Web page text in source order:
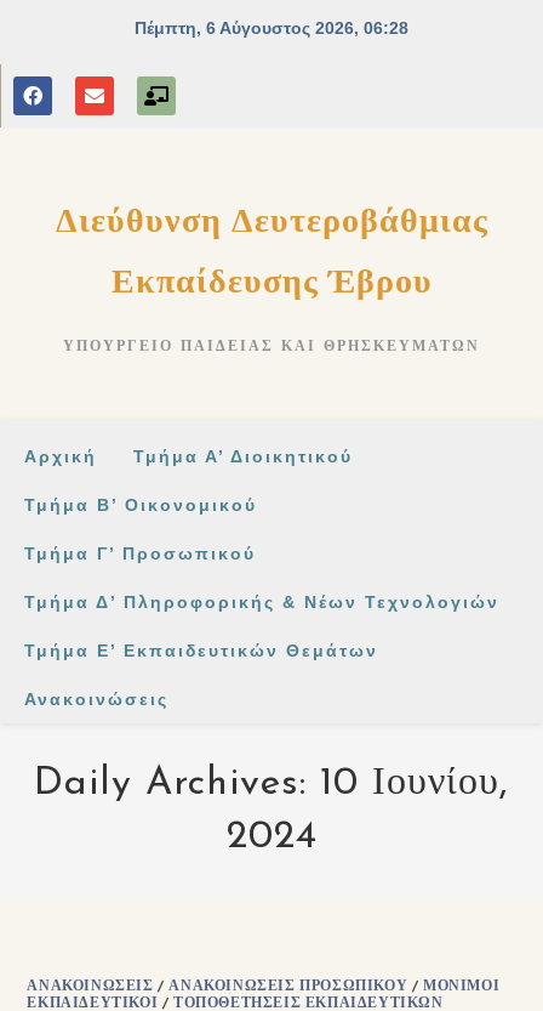
Διεύθυνση Δευτεροβάθμιας
Εκπαίδευσης Έβρου
ΥΠΟΥΡΓΕΊΟ ΠΑΙΔΕΊΑΣ ΚΑΙ ΘΡΗΣΚΕΥΜΆΤΩΝ
Αρχική Τμήμα Α’ Διοικητικού
Τμήμα Β’ Οικονομικού
Τμήμα Γ’ Προσωπικού
Τμήμα Δ’ Πληροφορικής & Νέων Τεχνολογιών
Τμήμα Ε’ Εκπαιδευτικών Θεμάτων
Ανακοινώσεις
Daily Archives: 10 Ιουνίου,
2024
ΑΝΑΚΟΙΝΏΣΕΙΣ /ΑΝΑΚΟΙΝΏΣΕΙΣ ΠΡΟΣΩΠΙΚΟΎ /ΜΌΝΙΜΟΙ
ΕΚΠΑΙΔΕΥΤΙΚΟΊ /ΤΟΠΟΘΕΤΉΣΕΙΣ ΕΚΠΑΙΔΕΥΤΙΚΏΝ